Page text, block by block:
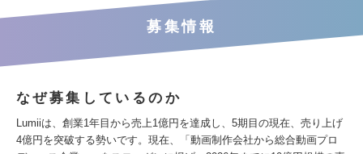
募集情報
なぜ募集しているのか
Lumiiは、創業1年目から売上1億円を達成し、5期目の現在、売り上げ
4億円を突破する勢いです。現在、「動画制作会社から総合動画プロ